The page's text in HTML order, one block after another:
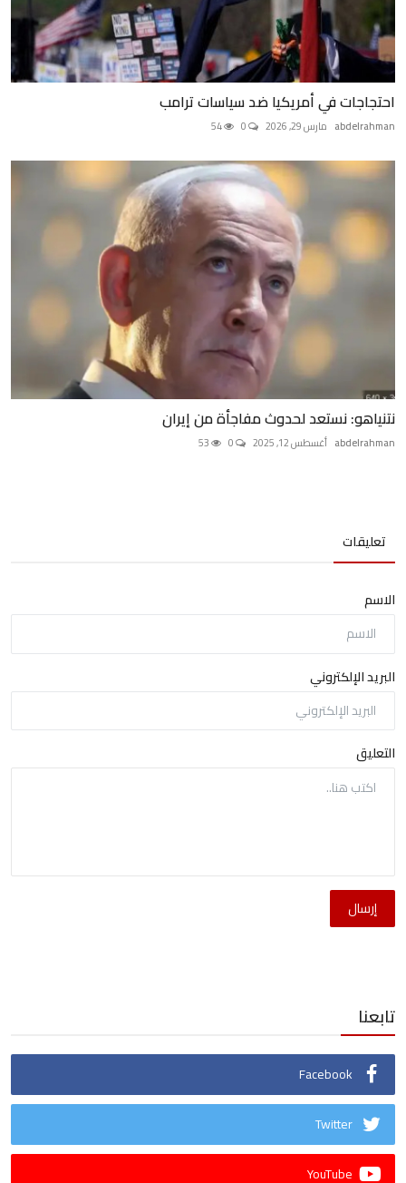
احتجاجات في أمريكيا ضد سياسات ترامب
abdelrahman مارس 29, 2026
نتنياهو: نستعد لحدوث مفاجأة من إيران
abdelrahman أغسطس 12, 2025
تعليقات
الاسم
البريد الإلكتروني
التعليق
إرسال
تابعنا
Facebook
Twitter
YouTube